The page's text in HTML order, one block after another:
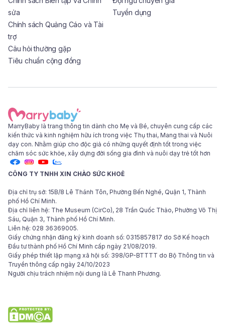
sửa
Chính sách Quảng Cáo và Tài
trợ
Câu hỏi thường gặp
Tiêu chuẩn cộng đồng
Tuyển dụng
MarryBaby là trang thông tin dành cho Mẹ và Bé, chuyên cung cấp các
kiến thức và kinh nghiệm hữu ích trong việc Thụ thai, Mang thai và Nuôi
dạy con. Nhằm giúp cho độc giả có những quyết định tốt trong việc
chăm sóc sức khỏe, xây dựng đời sống gia đình và nuôi dạy trẻ tốt hơn
CÔNG TY TNHH XIN CHÀO SỨC KHOẺ
Địa chỉ trụ sở: 15B/8 Lê Thánh Tôn, Phường Bến Nghé, Quận 1, Thành
phố Hồ Chí Minh.
Địa chỉ liên hệ: The Museum (CirCo), 28 Trần Quốc Thảo, Phường Võ Thị
Sáu, Quận 3, Thành phố Hồ Chí Minh.
Liên hệ: 028 36369005.
Giấy chứng nhận đăng ký kinh doanh số: 0315857817 do Sở Kế hoạch
Đầu tư thành phố Hồ Chí Minh cấp ngày 21/08/2019.
Giấy phép thiết lập mạng xã hội số: 398/GP-BTTTT do Bộ Thông tin và
Truyền thông cấp ngày 24/10/2023
Người chịu trách nhiệm nội dung là Lê Thanh Phương.